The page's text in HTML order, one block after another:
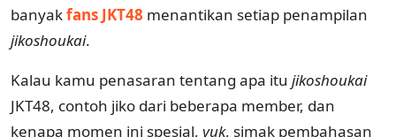
banyakfans JKT48 menantikan setiap penampilan
jikoshoukai.
Kalau kamu penasaran tentang apa itu jikoshoukai
JKT48, contoh jiko dari beberapa member, dan
kenapa momen ini spesial, yuk, simak pembahasan